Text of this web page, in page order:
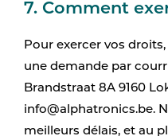
7. Comment
Pour exercer vos
une demande par
Brandstraat 8A 9160
info@alphatronics.be.
meilleurs délais, et au